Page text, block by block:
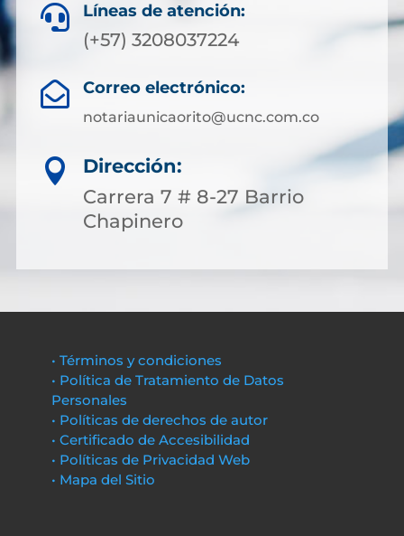
 Líneas de atención:
(+57) 3208037224
 Correo electrónico:
notariaunicaorito@ucnc.com.co

Dirección:
Carrera 7 # 8-27 Barrio
Chapinero
• Términos y condiciones
• Política de Tratamiento de Datos
Personales
• Políticas de derechos de autor
• Certificado de Accesibilidad
• Políticas de Privacidad Web
• Mapa del Sitio